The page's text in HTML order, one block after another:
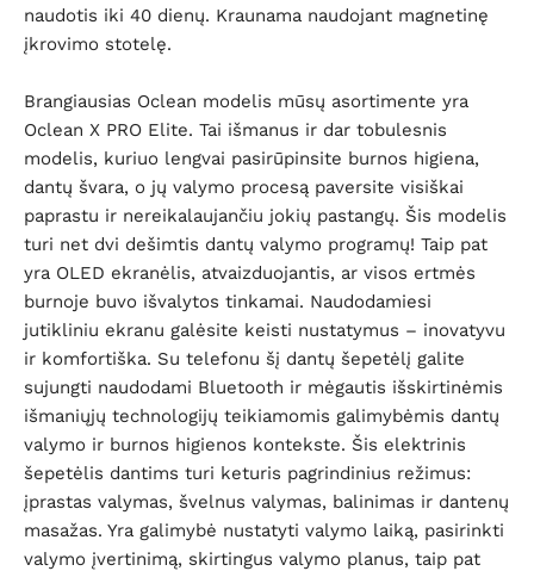
naudotis iki 40 dienų. Kraunama naudojant magnetinę
įkrovimo stotelę.
Brangiausias Oclean modelis mūsų asortimente yra
Oclean X PRO Elite. Tai išmanus ir dar tobulesnis
modelis, kuriuo lengvai pasirūpinsite burnos higiena,
dantų švara, o jų valymo procesą paversite visiškai
paprastu ir nereikalaujančiu jokių pastangų. Šis modelis
turi net dvi dešimtis dantų valymo programų! Taip pat
yra OLED ekranėlis, atvaizduojantis, ar visos ertmės
burnoje buvo išvalytos tinkamai. Naudodamiesi
jutikliniu ekranu galėsite keisti nustatymus – inovatyvu
ir komfortiška. Su telefonu šį dantų šepetėlį galite
sujungti naudodami Bluetooth ir mėgautis išskirtinėmis
išmaniųjų technologijų teikiamomis galimybėmis dantų
valymo ir burnos higienos kontekste. Šis elektrinis
šepetėlis dantims turi keturis pagrindinius režimus:
įprastas valymas, švelnus valymas, balinimas ir dantenų
masažas. Yra galimybė nustatyti valymo laiką, pasirinkti
valymo įvertinimą, skirtingus valymo planus, taip pat